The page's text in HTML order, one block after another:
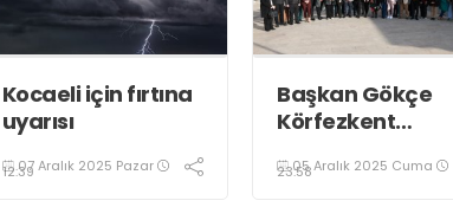
Kocaeli için fırtına
uyarısı
07 Aralık 2025 Pazar
12:39
Başkan Gökçe
Körfezkent
Oldu
05 Aralık 2025 Cuma
23:58